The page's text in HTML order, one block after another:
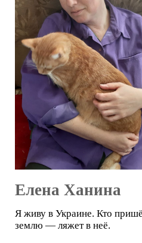
Елена Ханина
Я живу в Украине. Кто
землю — ляжет в неё.